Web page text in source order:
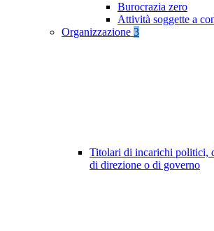
Burocrazia zero
Attività soggette a
Organizzazione 3
Titolari di incarichi politici,
di direzione o di governo